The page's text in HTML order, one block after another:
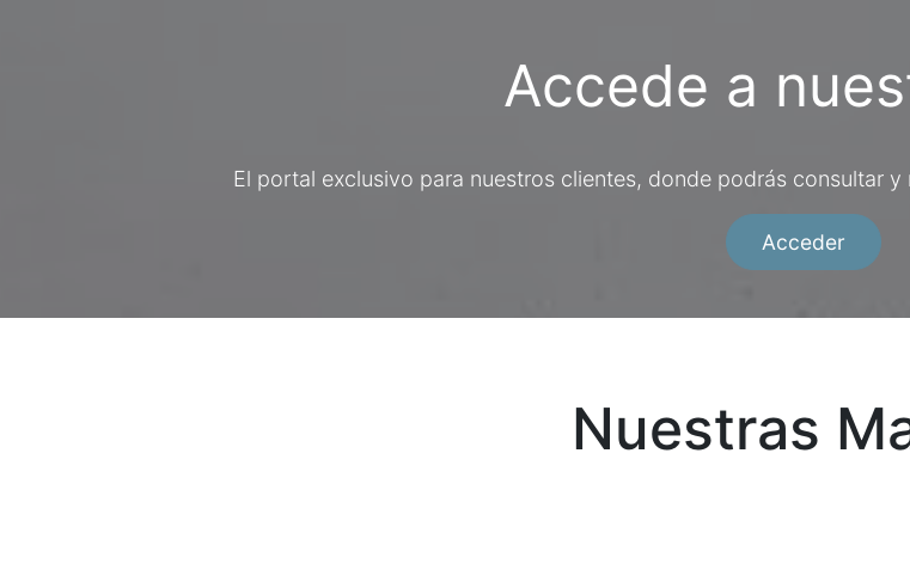
Accede a
El portal exclusivo para nuestros clientes, donde podrás consultar
Acceder
Nuestras